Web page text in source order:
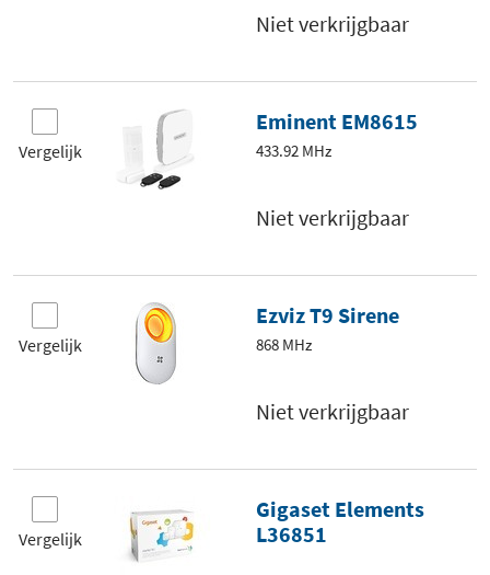
Niet verkrijgbaar
Vergelijk
Eminent EM8615
433.92 MHz
Niet verkrijgbaar
Vergelijk
Ezviz T9 Sirene
868 MHz
Niet verkrijgbaar
Vergelijk
Gigaset Elements
L36851